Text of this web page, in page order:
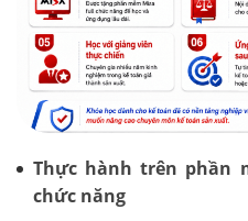
Thực hành trên phần
chức năng